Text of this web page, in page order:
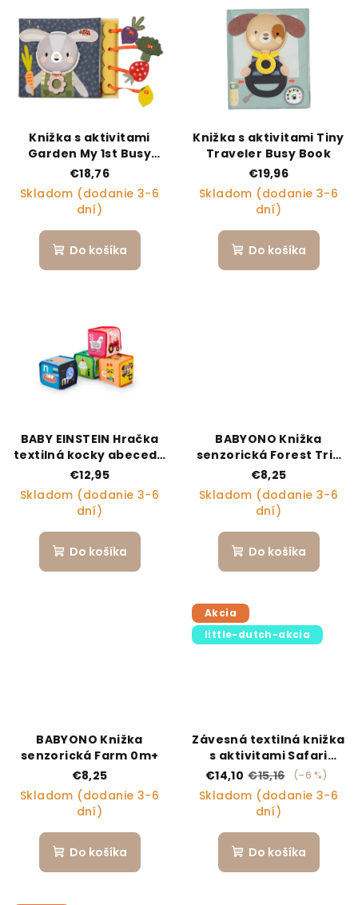
Knižka s aktivitami
Garden My 1st Busy
Book
€18,76
Skladom (dodanie 3-6
dní)
Do košíka
Knižka s aktivitami Tiny
Traveler Busy Book
€19,96
Skladom (dodanie 3-6
dní)
Do košíka
BABY EINSTEIN Hračka
textilná kocky abeceda
Alpha Stacks™ 4ks, 3m+
€12,95
Skladom (dodanie 3-6
dní)
Do košíka
BABYONO Knižka
senzorická Forest Trip
0m+
€8,25
Skladom (dodanie 3-6
dní)
Do košíka
BABYONO Knižka
senzorická Farm 0m+
€8,25
Skladom (dodanie 3-6
dní)
Do košíka
Akcia
little-dutch-akcia
Závesná textilná knižka
s aktivitami Safari
Friends
€14,10 €15,16 (–6 %)
Skladom (dodanie 3-6
dní)
Do košíka